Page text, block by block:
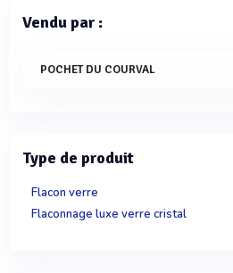
Vendu par :
POCHET DU COURVAL
Type de produit
Flacon verre
Flaconnage luxe verre cristal